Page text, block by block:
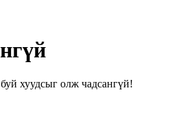
хуудсыг олж чадсангүй!